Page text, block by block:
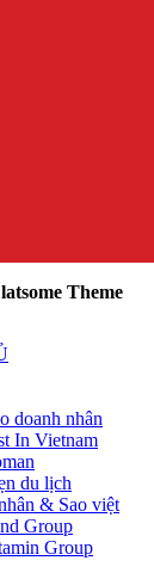
Theme
doanh nhân
In Vietnam
du lịch
& Sao việt
Group
Group